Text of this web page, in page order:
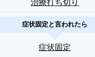
治療打ち切り
症状固定と言われたら
症状固定